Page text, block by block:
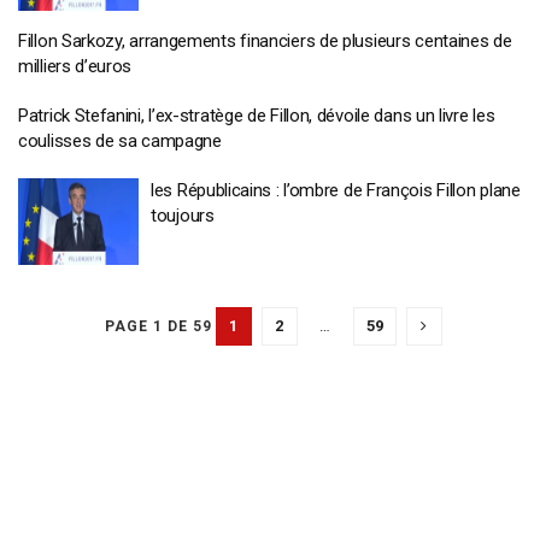
Fillon Sarkozy, arrangements financiers de plusieurs centaines de
milliers d’euros
Patrick Stefanini, l’ex-stratège de Fillon, dévoile dans un livre les
coulisses de sa campagne
les Républicains : l’ombre de François Fillon plane
toujours
PAGE 1 DE 59 1 2 59